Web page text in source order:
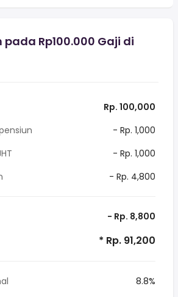
Rp100.000 Gaji di
Rp. 100,000
- Rp. 1,000
- Rp. 1,000
- Rp. 4,800
- Rp. 8,800
* Rp. 91,200
8.8%